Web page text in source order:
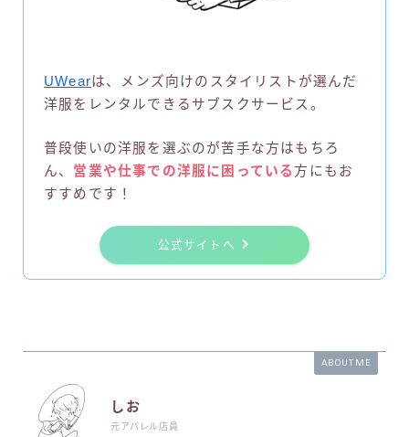
UWearは、メンズ向けのスタイリストが選んだ
洋服をレンタルできるサブスクサービス。
普段使いの洋服を選ぶのが苦手な方はもちろ
ん、 営業や仕事での洋服に困っている方にもお
すすめです！
公式サイトへ
ABOUT ME
しお
元アパレル店員